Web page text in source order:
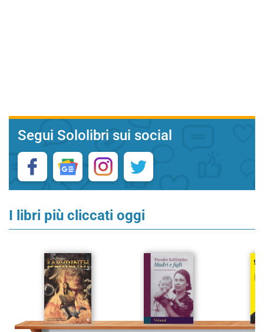
Segui Sololibri sui social
I libri più cliccati oggi